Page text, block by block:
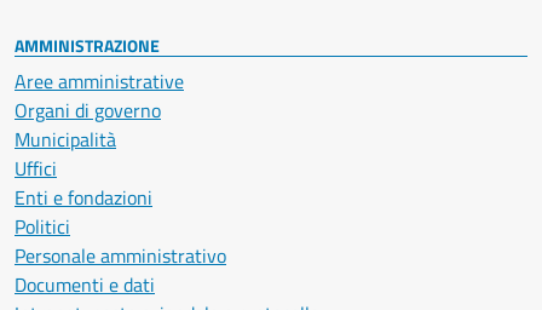
AMMINISTRAZIONE
Aree amministrative
Organi di governo
Municipalità
Uffici
Enti e fondazioni
Politici
Personale amministrativo
Documenti e dati